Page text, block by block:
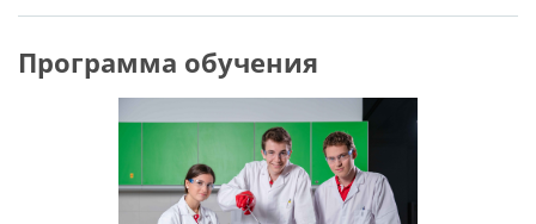
Программа обучения